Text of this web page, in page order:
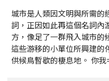
城市是人類因文明與所需的
詞，正因如此再這個名詞
方，像足了一群飛入城市的
這些游移的小單位所興建的
供候鳥暫歇的棲息地。 你我